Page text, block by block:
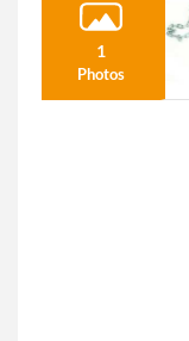
1
Photos